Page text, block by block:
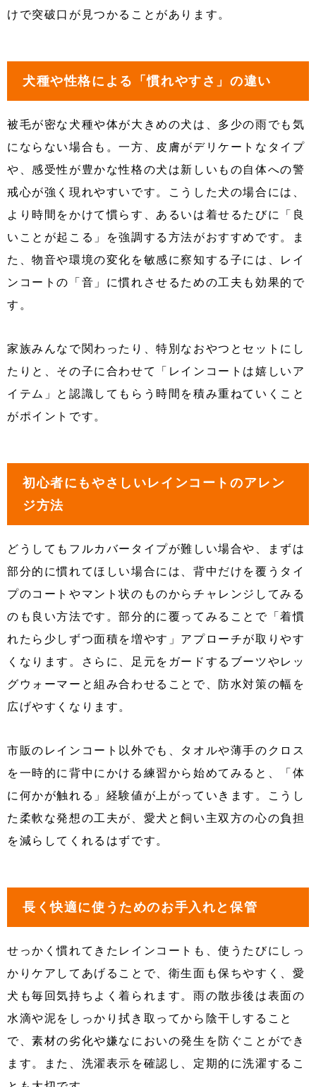
けで突破口が見つかることがあります。
犬種や性格による「慣れやすさ」の違い
被毛が密な犬種や体が大きめの犬は、多少の雨でも気
にならない場合も。一方、皮膚がデリケートなタイプ
や、感受性が豊かな性格の犬は新しいもの自体への警
戒心が強く現れやすいです。こうした犬の場合には、
より時間をかけて慣らす、あるいは着せるたびに「良
いことが起こる」を強調する方法がおすすめです。ま
た、物音や環境の変化を敏感に察知する子には、レイ
ンコートの「音」に慣れさせるための工夫も効果的で
す。
家族みんなで関わったり、特別なおやつとセットにし
たりと、その子に合わせて「レインコートは嬉しいア
イテム」と認識してもらう時間を積み重ねていくこと
がポイントです。
初心者にもやさしいレインコートのアレン
ジ方法
どうしてもフルカバータイプが難しい場合や、まずは
部分的に慣れてほしい場合には、背中だけを覆うタイ
プのコートやマント状のものからチャレンジしてみる
のも良い方法です。部分的に覆ってみることで「着慣
れたら少しずつ面積を増やす」アプローチが取りやす
くなります。さらに、足元をガードするブーツやレッ
グウォーマーと組み合わせることで、防水対策の幅を
広げやすくなります。
市販のレインコート以外でも、タオルや薄手のクロス
を一時的に背中にかける練習から始めてみると、「体
に何かが触れる」経験値が上がっていきます。こうし
た柔軟な発想の工夫が、愛犬と飼い主双方の心の負担
を減らしてくれるはずです。
長く快適に使うためのお手入れと保管
せっかく慣れてきたレインコートも、使うたびにしっ
かりケアしてあげることで、衛生面も保ちやすく、愛
犬も毎回気持ちよく着られます。雨の散歩後は表面の
水滴や泥をしっかり拭き取ってから陰干しすること
で、素材の劣化や嫌なにおいの発生を防ぐことができ
ます。また、洗濯表示を確認し、定期的に洗濯するこ